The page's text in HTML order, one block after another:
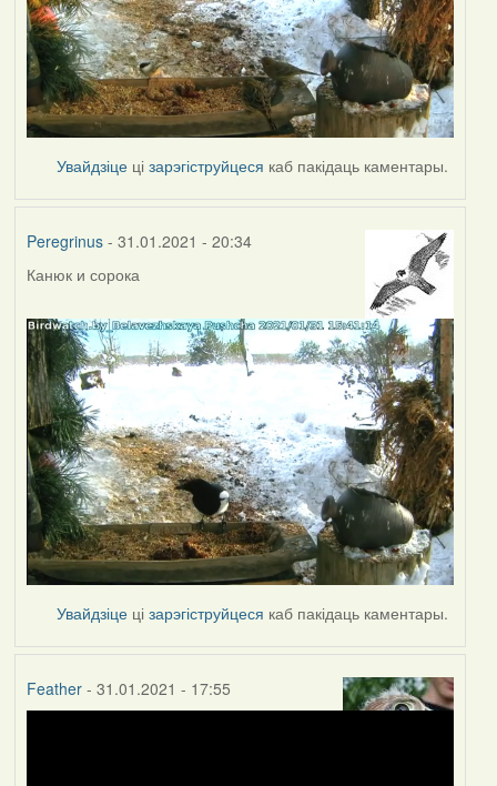
Увайдзіце цізарэгіструйцеся каб пакідаць каментары.
Peregrinus- 31.01.2021 - 20:34
Канюк и сорока
Увайдзіце цізарэгіструйцеся каб пакідаць каментары.
Feather- 31.01.2021 - 17:55